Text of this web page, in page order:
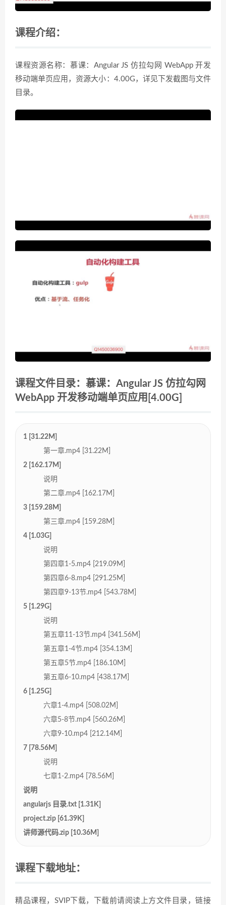
课程介绍：
课程资源名称：慕课：Angular JS 仿拉勾网 WebApp 开发
移动端单页应用，资源大小：4.00G，详见下发截图与文件
目录。
课程文件目录：慕课：Angular JS 仿拉勾网
WebApp 开发移动端单页应用[4.00G]
1 [31.22M]
第一章.mp4 [31.22M]
2 [162.17M]
说明
第二章.mp4 [162.17M]
3 [159.28M]
第三章.mp4 [159.28M]
4 [1.03G]
说明
第四章1-5.mp4 [219.09M]
第四章6-8.mp4 [291.25M]
第四章9-13节.mp4 [543.78M]
5 [1.29G]
说明
第五章11-13节.mp4 [341.56M]
第五章1-4节.mp4 [354.13M]
第五章5节.mp4 [186.10M]
第五章6-10.mp4 [438.17M]
6 [1.25G]
六章1-4.mp4 [508.02M]
六章5-8节.mp4 [560.26M]
六章9-10.mp4 [212.14M]
7 [78.56M]
说明
七章1-2.mp4 [78.56M]
说明
angularjs 目录.txt [1.31K]
project.zip [61.39K]
讲师源代码.zip [10.36M]
课程下载地址：
精品课程，SVIP下载，下载前请阅读上方文件目录，链接